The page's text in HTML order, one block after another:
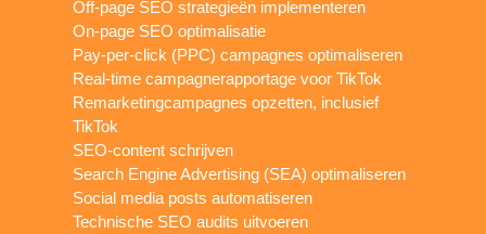
Off-page SEO strategieën implementeren
On-page SEO optimalisatie
Pay-per-click (PPC) campagnes optimaliseren
Real-time campagnerapportage voor TikTok
Remarketingcampagnes opzetten, inclusief
TikTok
SEO-content schrijven
Search Engine Advertising (SEA) optimaliseren
Social media posts automatiseren
Technische SEO audits uitvoeren